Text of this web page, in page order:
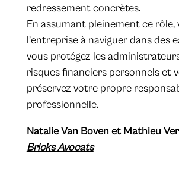
redressement concrètes.
En assumant pleinement ce rôle,
l’entreprise à naviguer dans des
vous protégez les
risques financiers personnels et
préservez votre propre
professionnelle.
Natalie Van Boven et Mathieu
Bricks Avocats